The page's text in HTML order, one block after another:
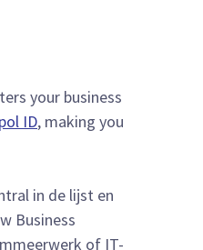
your business
ID, making you
in de lijst en
Business
of IT-